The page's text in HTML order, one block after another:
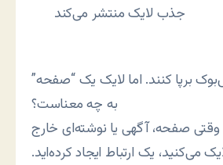
جذب لایک منتشر می‌کند
برپا کنند. اما لایک یک “صفحه”
به چه معناست؟
صفحه، آگهی یا نوشته‌ای خارج
می‌کنید، یک ارتباط ایجاد کرده‌اید.